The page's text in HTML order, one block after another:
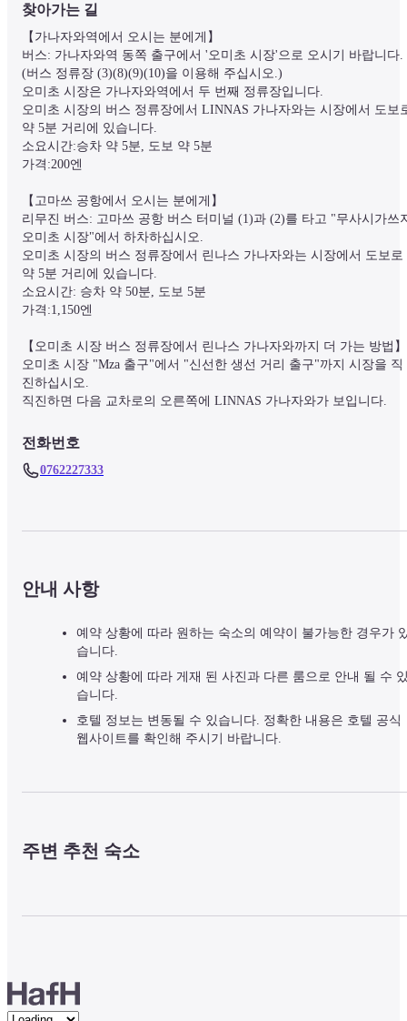
찾아가는 길
【가나자와역에서 오시는 분에게】
버스: 가나자와역 동쪽 출구에서 '오미초 시장'으로 오시기 바랍니다.
(버스 정류장 (3)(8)(9)(10)을 이용해 주십시오.)
오미초 시장은 가나자와역에서 두 번째 정류장입니다.
오미초 시장의 버스 정류장에서 LINNAS 가나자와는 시장에서 도보
약 5분 거리에 있습니다.
소요시간:승차 약 5분, 도보 약 5분
가격:200엔
【고마쓰 공항에서 오시는 분에게】
리무진 버스: 고마쓰 공항 버스 터미널 (1)과 (2)를 타고 "무사시가쓰
오미초 시장"에서 하차하십시오.
오미초 시장의 버스 정류장에서 린나스 가나자와는 시장에서 도보로
약 5분 거리에 있습니다.
소요시간: 승차 약 50분, 도보 5분
가격:1,150엔
【오미초 시장 버스 정류장에서 린나스 가나자와까지 더 가는 방법】
오미초 시장 "Mza 출구"에서 "신선한 생선 거리 출구"까지 시장을 직
진하십시오.
직진하면 다음 교차로의 오른쪽에 LINNAS 가나자와가 보입니다.
전화번호
0762227333
안내 사항
예약 상황에 따라 원하는 숙소의 예약이 불가능한 경우가
습니다.
예약 상황에 따라 게재 된 사진과 다른 룸으로 안내 될 수
습니다.
호텔 정보는 변동될 수 있습니다. 정확한 내용은 호텔 공식
웹사이트를 확인해 주시기 바랍니다.
주변 추천 숙소